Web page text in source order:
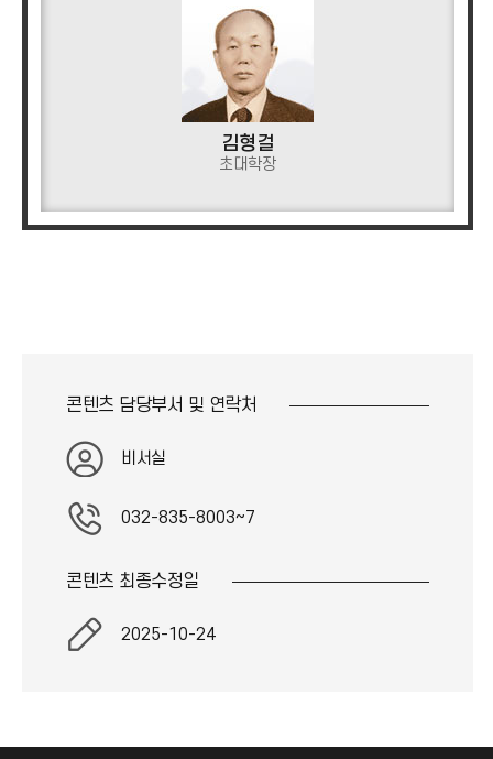
김형걸
초대학장
콘텐츠 담당부서 및 연락처
비서실
032-835-8003~7
콘텐츠 최종수정일
2025-10-24